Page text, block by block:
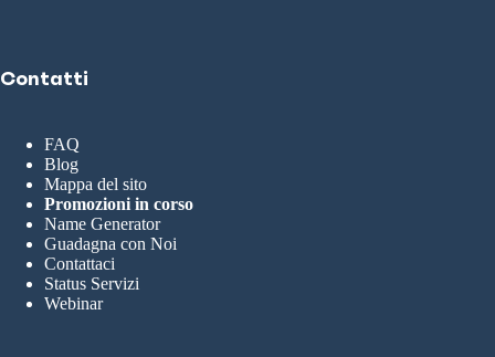
Contatti
FAQ
Blog
Mappa del sito
Promozioni in corso
Name Generator
Guadagna con Noi
Contattaci
Status Servizi
Webinar